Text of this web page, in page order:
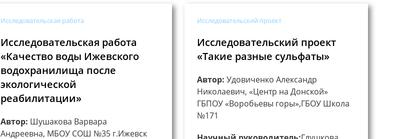
Исследовательская работа
Исследовательская работа
«Качество воды Ижевского
водохранилища после
экологической
реабилитации»
Автор: Шушакова Варвара
Андреевна, МБОУ СОШ №35 г.Ижевск
Исследовательский проект
Исследовательский проект
«Такие разные сульфаты»
Автор: Удовиченко Александр
Николаевич, «Центр на Донской»
ГБПОУ «Воробьевы горы»,ГБОУ Школа
№171